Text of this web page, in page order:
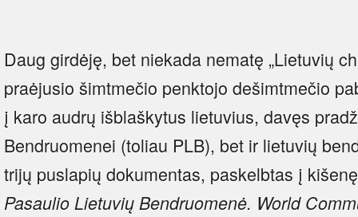
Daug girdėję, bet niekada nematę „Lietuvių
praėjusio šimtmečio penktojo dešimtmečio
į karo audrų išblaškytus lietuvius, davęs
Bendruomenei (toliau PLB), bet ir lietuvių
trijų puslapių dokumentas, paskelbtas į
Pasaulio Lietuvių Bendruomenė. World